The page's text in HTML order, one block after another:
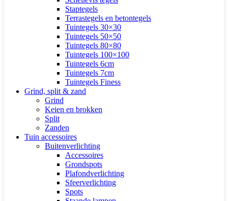
Staptegels
Terrastegels en betontegels
Tuintegels 30×30
Tuintegels 50×50
Tuintegels 80×80
Tuintegels 100×100
Tuintegels 6cm
Tuintegels 7cm
Tuintegels Finess
Grind, split & zand
Grind
Keien en brokken
Split
Zanden
Tuin accessoires
Buitenverlichting
Accessoires
Grondspots
Plafondverlichting
Sfeerverlichting
Spots